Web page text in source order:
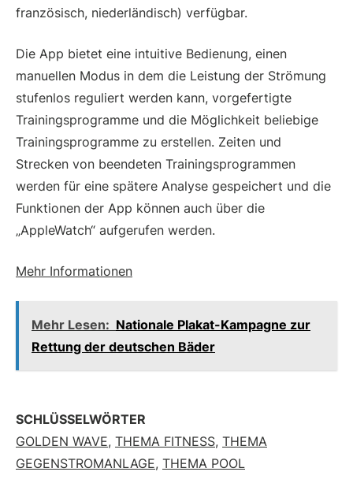
französisch, niederländisch) verfügbar.
Die App bietet eine intuitive Bedienung, einen
manuellen Modus in dem die Leistung der Strömung
stufenlos reguliert werden kann, vorgefertigte
Trainingsprogramme und die Möglichkeit beliebige
Trainingsprogramme zu erstellen. Zeiten und
Strecken von beendeten Trainingsprogrammen
werden für eine spätere Analyse gespeichert und die
Funktionen der App können auch über die
„AppleWatch“ aufgerufen werden.
Mehr Informationen
Mehr Lesen: Nationale Plakat-Kampagne zur
Rettung der deutschen Bäder
SCHLÜSSELWÖRTER
GOLDEN WAVE, THEMA FITNESS, THEMA
GEGENSTROMANLAGE, THEMA POOL